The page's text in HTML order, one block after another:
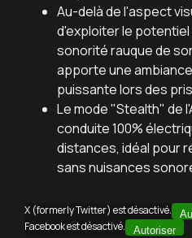
Au-delà de l'aspect
d'exploiter le potentiel
sonorité rauque de
apporte une
puissante lors des
Le mode "Stealth" de
conduite 100%
distances, idéal pour
sans nuisances
X (formerly Twitter) est désactivé.
Facebook est désactivé. Autoriser